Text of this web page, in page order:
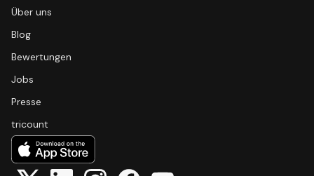
Über uns
Blog
Bewertungen
Jobs
Presse
tricount